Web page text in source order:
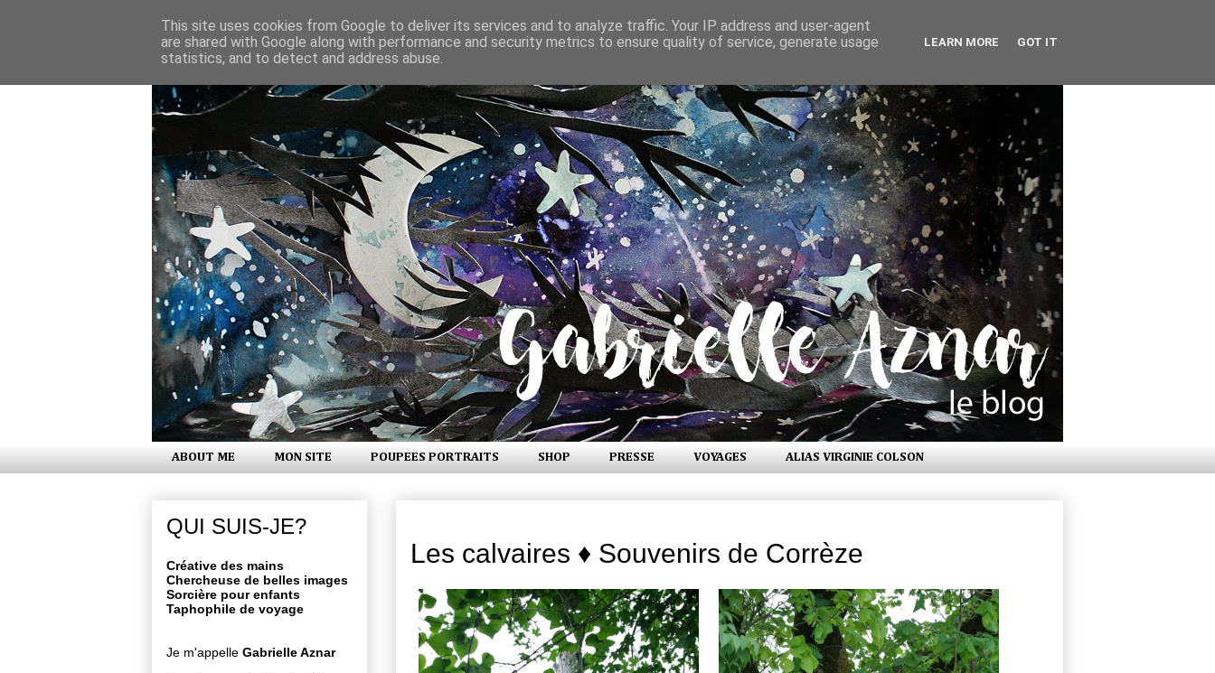
ABOUT ME MON SITE POUPEES PORTRAITS SHOP PRESSE VOYAGES ALIAS VIRGINIE COLSON
Les calvaires ♦ Souvenirs de Corrèze
QUI SUIS-JE?
Créative des mains
Chercheuse de belles images
Sorcière pour enfants
Taphophile de voyage
Je m'appelle Gabrielle Aznar
This site uses cookies from Google to deliver its services and to analyze traffic. Your IP address and user-agent
are shared with Google along with performance and security metrics to ensure quality of service, generate usage
statistics, and to detect and address abuse.
LEARN MORE GOT IT